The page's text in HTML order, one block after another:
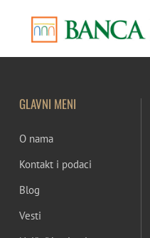
GLAVNI MENI
O nama
Kontakt i podaci
Blog
Vesti